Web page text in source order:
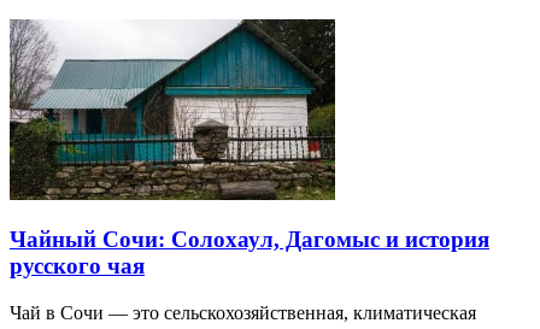
Чайный Сочи: Солохаул, Дагомыс и история
русского чая
Чай в Сочи — это сельскохозяйственная, климатическая